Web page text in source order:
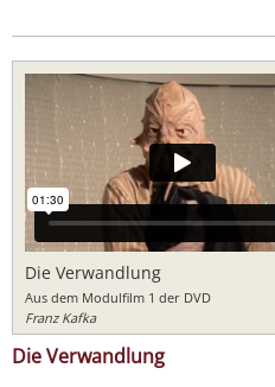
Die Verwandlung
Aus dem Modulfilm 1 der DVD
Franz Kafka
Die Verwandlung